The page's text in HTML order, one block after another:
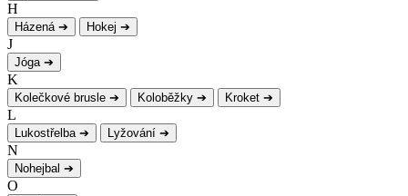
H
Házená ➔ Hokej ➔
J
Jóga ➔
K
Kolečkové brusle ➔ Koloběžky ➔ Kroket ➔
L
Lukostřelba ➔ Lyžování ➔
N
Nohejbal ➔
O